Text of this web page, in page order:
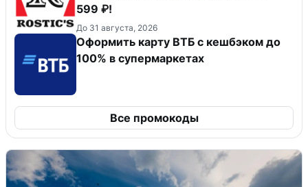
599 ₽!
До 31 августа, 2026
Оформить карту ВТБ с кешбэком до
100% в супермаркетах
Все промокоды